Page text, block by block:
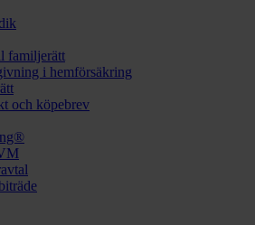
familjerätt
i hemförsäkring
och köpebrev